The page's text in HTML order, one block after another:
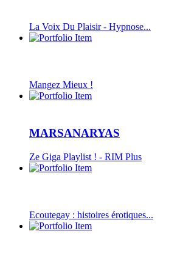
La Voix Du Plaisir - Hypnose...
Mangez Mieux !
MARSANARYAS
Ze Giga Playlist ! - RIM Plus
Ecoutegay : histoires érotiques...